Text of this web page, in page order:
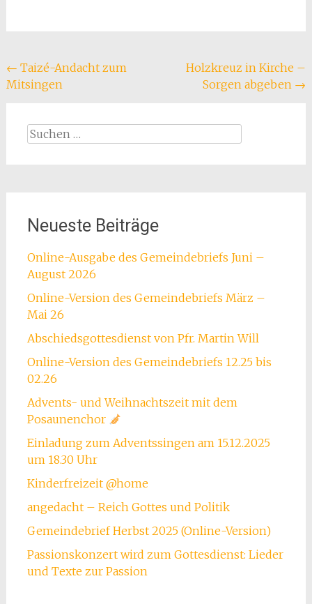
Beitragsnavigation
← Taizé-Andacht zum
Mitsingen
Holzkreuz in Kirche –
Sorgen abgeben →
Suchen
Neueste Beiträge
Online-Ausgabe des Gemeindebriefs Juni –
August 2026
Online-Version des Gemeindebriefs März –
Mai 26
Abschiedsgottesdienst von Pfr. Martin Will
Online-Version des Gemeindebriefs 12.25 bis
02.26
Advents- und Weihnachtszeit mit dem
Posaunenchor
Einladung zum Adventssingen am 15.12.2025
um 18.30 Uhr
Kinderfreizeit @home
angedacht – Reich Gottes und Politik
Gemeindebrief Herbst 2025 (Online-Version)
Passionskonzert wird zum Gottesdienst: Lieder
und Texte zur Passion